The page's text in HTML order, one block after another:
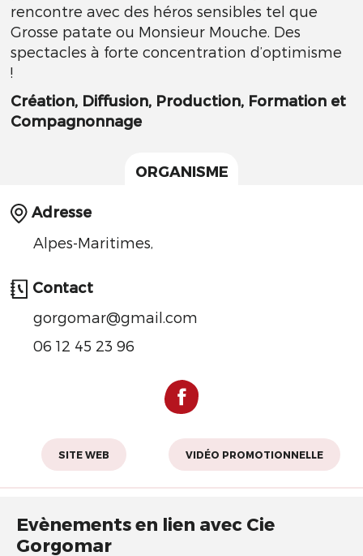
rencontre avec des héros sensibles tel que
Grosse patate ou Monsieur Mouche. Des
spectacles à forte concentration d’optimisme
!
Création, Diffusion, Production, Formation et
Compagnonnage
ORGANISME
Adresse
Alpes-Maritimes,
Contact
gorgomar@gmail.com
06 12 45 23 96
SITE WEB VIDÉO PROMOTIONNELLE
Evènements en lien avec Cie
Gorgomar